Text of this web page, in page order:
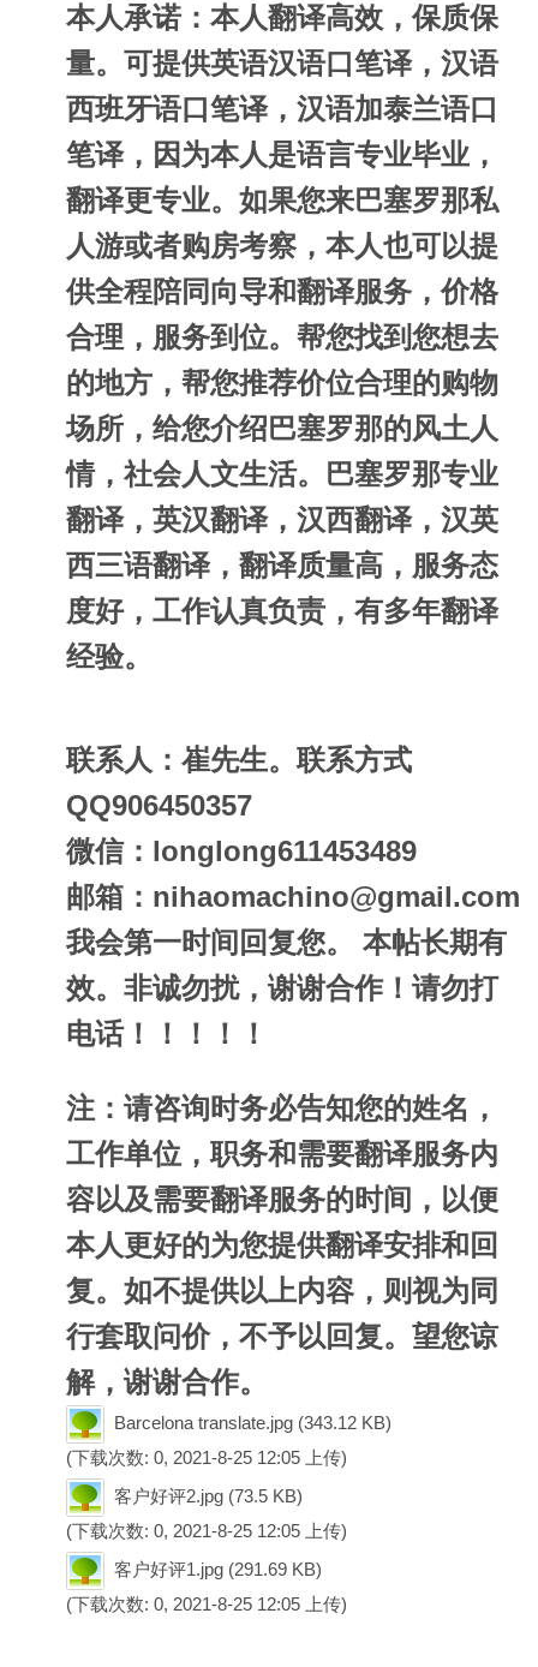
本人承诺：本人翻译高效，保质保
量。可提供英语汉语口笔译，汉语
西班牙语口笔译，汉语加泰兰语口
笔译，因为本人是语言专业毕业，
翻译更专业。如果您来巴塞罗那私
人游或者购房考察，本人也可以提
供全程陪同向导和翻译服务，价格
合理，服务到位。帮您找到您想去
的地方，帮您推荐价位合理的购物
场所，给您介绍巴塞罗那的风土人
情，社会人文生活。巴塞罗那专业
翻译，英汉翻译，汉西翻译，汉英
西三语翻译，翻译质量高，服务态
度好，工作认真负责，有多年翻译
经验。
联系人：崔先生。联系方式
QQ906450357
微信：longlong611453489
邮箱： nihaomachino@gmail.com
我会第一时间回复您。 本帖长期有
效。非诚勿扰，谢谢合作！请勿打
电话！！！！！
注：请咨询时务必告知您的姓名，
工作单位，职务和需要翻译服务内
容以及需要翻译服务的时间，以便
本人更好的为您提供翻译安排和回
复。如不提供以上内容，则视为同
行套取问价，不予以回复。望您谅
解，谢谢合作。
Barcelona translate.jpg (343.12 KB)
(下载次数: 0, 2021-8-25 12:05 上传)
客户好评2.jpg (73.5 KB)
(下载次数: 0, 2021-8-25 12:05 上传)
客户好评1.jpg (291.69 KB)
(下载次数: 0, 2021-8-25 12:05 上传)